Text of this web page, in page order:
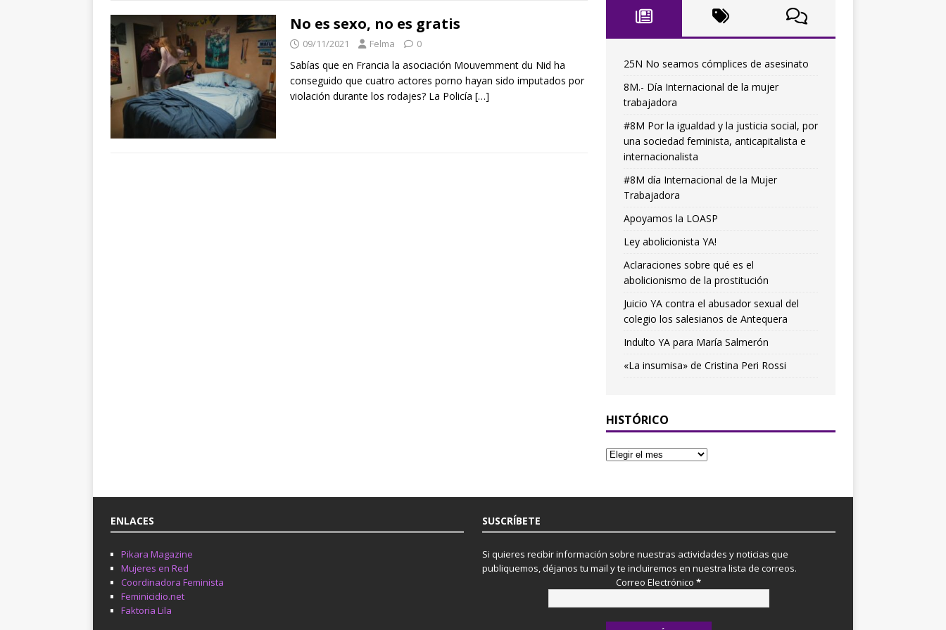
No es sexo, no es gratis
09/11/2021 Felma 0
Sabías que en Francia la asociación Mouvemment du Nid ha
conseguido que cuatro actores porno hayan sido imputados por
violación durante los rodajes? La Policía […]
25N No seamos cómplices de asesinato
8M.- Día Internacional de la mujer
trabajadora
#8M Por la igualdad y la justicia social, por
una sociedad feminista, anticapitalista e
internacionalista
#8M día Internacional de la Mujer
Trabajadora
Apoyamos la LOASP
Ley abolicionista YA!
Aclaraciones sobre qué es el
abolicionismo de la prostitución
Juicio YA contra el abusador sexual del
colegio los salesianos de Antequera
Indulto YA para María Salmerón
«La insumisa» de Cristina Peri Rossi
HISTÓRICO
ENLACES
Pikara Magazine
Mujeres en Red
Coordinadora Feminista
Feminicidio.net
Faktoria Lila
SUSCRÍBETE
Si quieres recibir información sobre nuestras actividades y noticias que
publiquemos, déjanos tu mail y te incluiremos en nuestra lista de correos.
Correo Electrónico*